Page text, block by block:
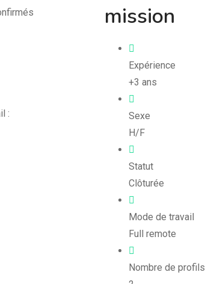
:
mission
Expérience
+3 ans
Sexe
H/F
Statut
Clôturée
Mode de travail
Full remote
Nombre de profils